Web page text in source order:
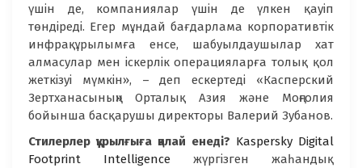
үшін де, компаниялар үшін де үлкен қауіп
төндіреді. Егер мұндай бағдарлама корпоративтік
инфрақұрылымға енсе, шабуылдаушылар хат
алмасулар мен іскерлік операцияларға толық қол
жеткізуі мүмкін», – деп ескертеді «Касперский
Зертханасының» Орталық Азия және Моңғолия
бойынша басқарушы директоры Валерий Зубанов.
Стилерлер құрылғыға қалай енеді? Kaspersky Digital
Footprint Intelligence жүргізген жаһандық